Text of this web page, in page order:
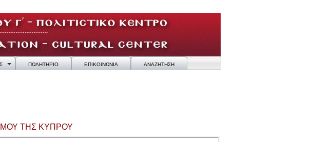
ΠΩΛΗΤΗΡΙΟ ΕΠΙΚΟΙΝΩΝΙΑ ΑΝΑΖΗΤΗΣΗ
ΤΗΣ ΚΥΠΡΟΥ